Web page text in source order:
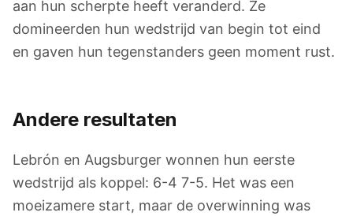
aan hun scherpte heeft veranderd. Ze
domineerden hun wedstrijd van begin tot eind
en gaven hun tegenstanders geen moment rust.
Andere resultaten
Lebrón en Augsburger wonnen hun eerste
wedstrijd als koppel: 6-4 7-5. Het was een
moeizamere start, maar de overwinning was